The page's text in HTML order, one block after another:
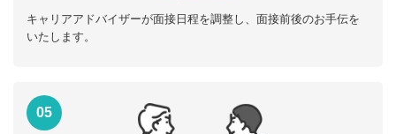
キャリアアドバイザーが面接日程を調整し、面接前後のお手伝を
いたします。
05